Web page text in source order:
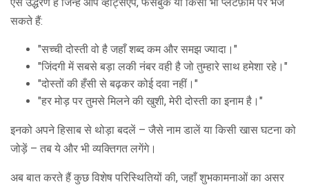
सकते हैं:
"सच्ची दोस्ती वो है जहाँ शब्द कम और समझ ज्यादा।"
"जिंदगी में सबसे बड़ा लकी नंबर वही है जो तुम्हारे साथ हमेशा रहे।"
"दोस्तों की हँसी से बढ़कर कोई दवा नहीं।"
"हर मोड़ पर तुमसे मिलने की खुशी, मेरी दोस्ती का इनाम है।"
इनको अपने हिसाब से थोड़ा बदलें – जैसे नाम डालें या किसी खास घटना को
जोड़ें – तब ये और भी व्यक्तिगत लगेंगे।
अब बात करते हैं कुछ विशेष परिस्थितियों की, जहाँ शुभकामनाओं का असर